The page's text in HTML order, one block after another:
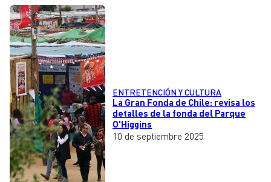
ENTRETENCIÓN Y CULTURA
La Gran Fonda de Chile: revisa los
detalles de la fonda del Parque
O'Higgins
10 de septiembre 2025